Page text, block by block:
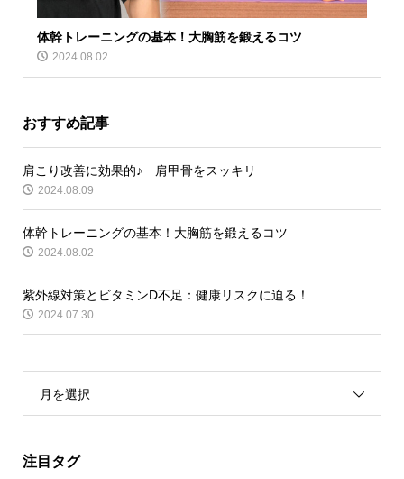
体幹トレーニングの基本！大胸筋を鍛えるコツ
2024.08.02
おすすめ記事
肩こり改善に効果的♪ 肩甲骨をスッキリ
2024.08.09
体幹トレーニングの基本！大胸筋を鍛えるコツ
2024.08.02
紫外線対策とビタミンD不足：健康リスクに迫る！
2024.07.30
月を選択
注目タグ